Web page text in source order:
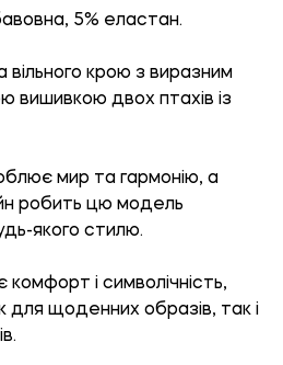
5% еластан.
вільного крою з виразним
вишивкою двох птахів із
мир та гармонію, а
робить цю модель
якого стилю.
і символічність,
для щоденних образів, так і